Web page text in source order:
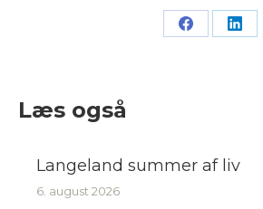
Share
Læs også
Langeland summer af liv
6. august 2026